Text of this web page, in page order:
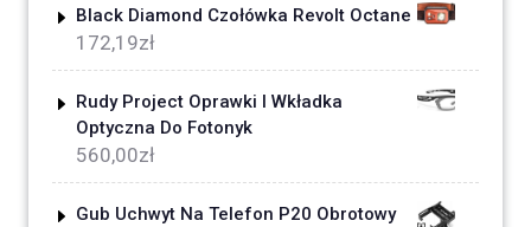
Black Diamond Czołówka Revolt Octane
172,19zł
Rudy Project Oprawki I Wkładka
Optyczna Do Fotonyk
560,00zł
Gub Uchwyt Na Telefon P20 Obrotowy